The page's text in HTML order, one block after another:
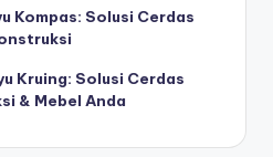
Kompas: Solusi Cerdas
Kruing: Solusi Cerdas
& Mebel Anda